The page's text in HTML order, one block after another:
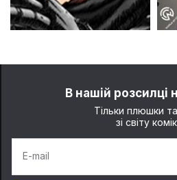
В нашій розсилці
Тільки плюшки
зі світу
E-mail